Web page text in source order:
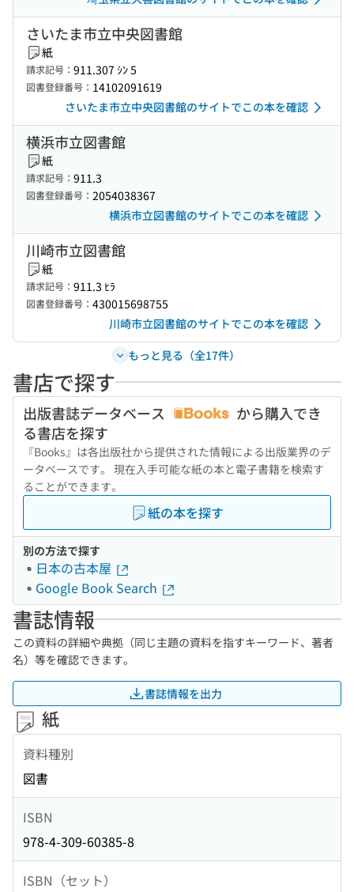
さいたま市立中央図書館
紙
請求記号： 911.307 ｼﾝ 5
図書登録番号： 14102091619
さいたま市立中央図書館のサイトでこの本を確認
横浜市立図書館
紙
請求記号： 911.3
図書登録番号： 2054038367
横浜市立図書館のサイトでこの本を確認
川崎市立図書館
紙
請求記号： 911.3 ﾋﾗ
図書登録番号： 430015698755
川崎市立図書館のサイトでこの本を確認
もっと見る（全17件）
書店で探す
出版書誌データベース
から購入でき
る書店を探す
『Books』は各出版社から提供された情報による出版業界のデ
ータベースです。 現在入手可能な紙の本と電子書籍を検索す
ることができます。
紙の本を探す
別の方法で探す
日本の古本屋
Google Book Search
書誌情報
この資料の詳細や典拠（同じ主題の資料を指すキーワード、著者
名）等を確認できます。
書誌情報を出力
紙
資料種別
図書
ISBN
978-4-309-60385-8
ISBN（セット）